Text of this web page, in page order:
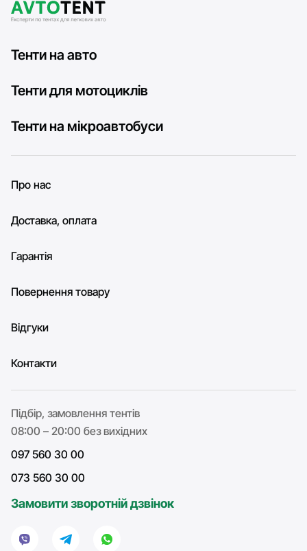
Тенти на авто
Тенти для мотоциклів
Тенти на мікроавтобуси
Про нас
Доставка, оплата
Гарантія
Повернення товару
Відгуки
Контакти
Підбір, замовлення тентів
08:00 – 20:00 без вихідних
097 560 30 00
073 560 30 00
Замовити зворотній дзвінок